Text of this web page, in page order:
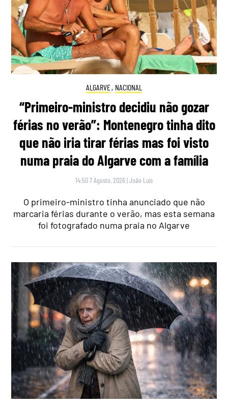
ALGARVE, NACIONAL
“Primeiro-ministro decidiu não gozar
férias no verão”: Montenegro tinha dito
que não iria tirar férias mas foi visto
numa praia do Algarve com a família
14:50 7 Agosto, 2026 |João Luís
O primeiro-ministro tinha anunciado que não
marcaria férias durante o verão, mas esta semana
foi fotografado numa praia no Algarve